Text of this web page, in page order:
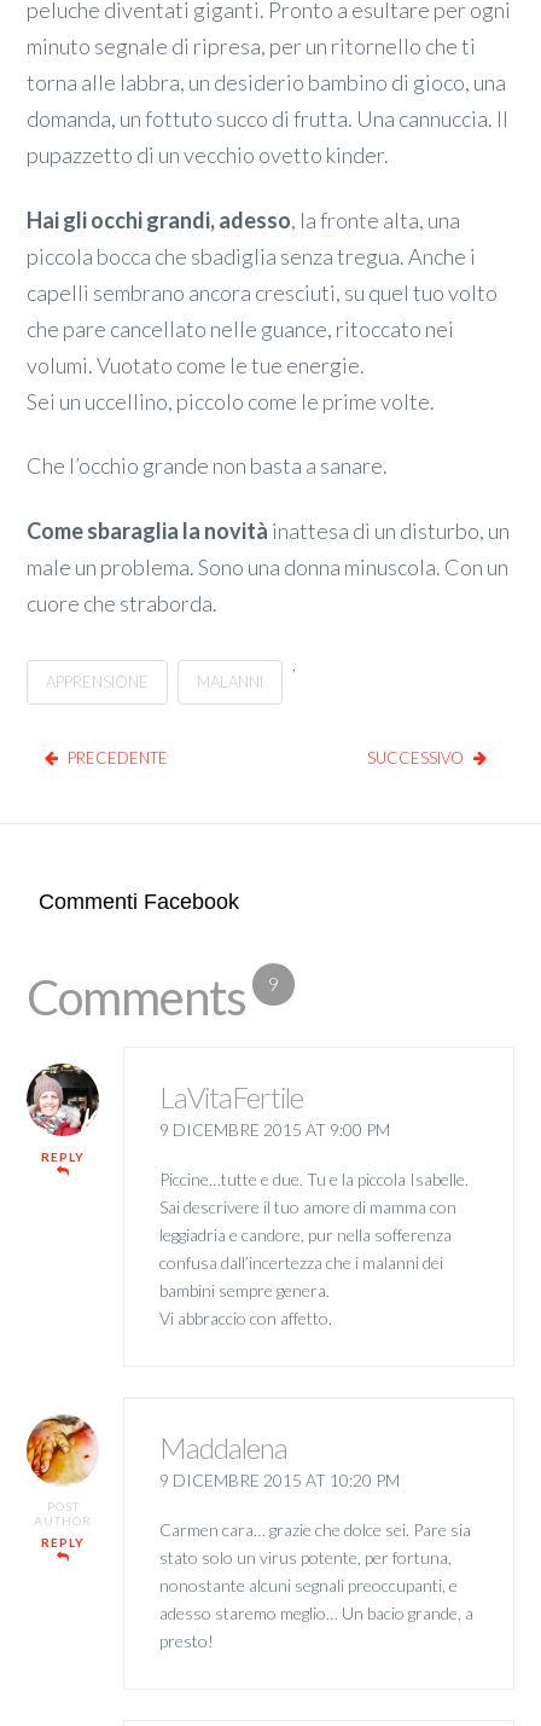
peluche diventati giganti. Pronto a esultare per ogni
minuto segnale di ripresa, per un ritornello che ti
torna alle labbra, un desiderio bambino di gioco, una
domanda, un fottuto succo di frutta. Una cannuccia. Il
pupazzetto di un vecchio ovetto kinder.
Hai gli occhi grandi, adesso, la fronte alta, una
piccola bocca che sbadiglia senza tregua. Anche i
capelli sembrano ancora cresciuti, su quel tuo volto
che pare cancellato nelle guance, ritoccato nei
volumi. Vuotato come le tue energie.
Sei un uccellino, piccolo come le prime volte.
Che l’occhio grande non basta a sanare.
Come sbaraglia la novità inattesa di un disturbo, un
male un problema. Sono una donna minuscola. Con un
cuore che straborda.
APPRENSIONE MALANNI
PRECEDENTE SUCCESSIVO
Commenti Facebook
Comments 9
REPLY
LaVitaFertile
9 DICEMBRE 2015 AT 9:00 PM
Piccine…tutte e due. Tu e la piccola Isabelle.
Sai descrivere il tuo amore di mamma con
leggiadria e candore, pur nella sofferenza
confusa dall’incertezza che i malanni dei
bambini sempre genera.
Vi abbraccio con affetto.
POST
AUTHOR
REPLY
Maddalena
9 DICEMBRE 2015 AT 10:20 PM
Carmen cara… grazie che dolce sei. Pare sia
stato solo un virus potente, per fortuna,
nonostante alcuni segnali preoccupanti, e
adesso staremo meglio… Un bacio grande, a
presto!